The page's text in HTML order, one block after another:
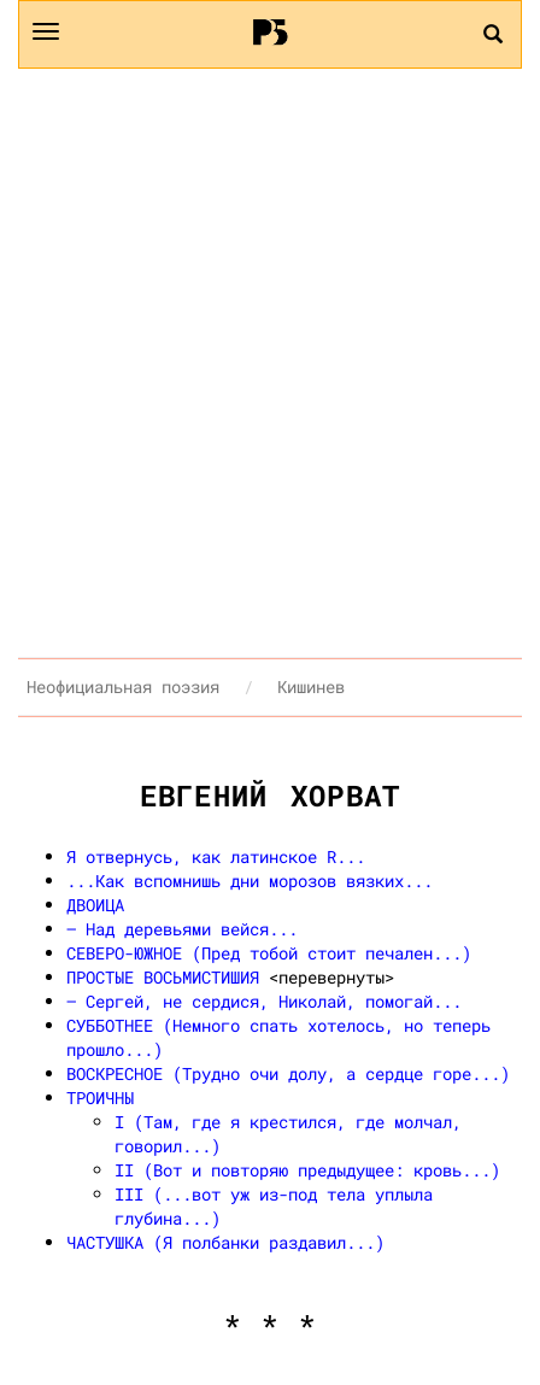
Неофициальная поэзия Кишинев
ЕВГЕНИЙ ХОРВАТ
Я отвернусь, как латинское R...
...Как вспомнишь дни морозов вязких...
ДВОИЦА
— Над деревьями вейся...
СЕВЕРО-ЮЖНОЕ (Пред тобой стоит печален...)
ПРОСТЫЕ ВОСЬМИСТИШИЯ <перевернуты>
— Сергей, не сердися, Николай, помогай...
СУББОТНЕЕ (Немного спать хотелось, но теперь
прошло...)
ВОСКРЕСНОЕ (Трудно очи долу, а сердце горе...)
ТРОИЧНЫ
I (Там, где я крестился, где молчал,
говорил...)
II (Вот и повторяю предыдущее: кровь...)
III (...вот уж из-под тела уплыла
глубина...)
ЧАСТУШКА (Я полбанки раздавил...)
* * *